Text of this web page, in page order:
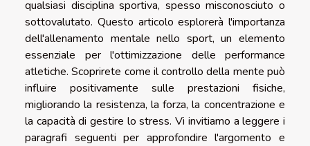
qualsiasi disciplina sportiva, spesso misconosciuto o
sottovalutato. Questo articolo esplorerà l'importanza
dell'allenamento mentale nello sport, un elemento
essenziale per l'ottimizzazione delle performance
atletiche. Scoprirete come il controllo della mente può
influire positivamente sulle prestazioni fisiche,
migliorando la resistenza, la forza, la concentrazione e
la capacità di gestire lo stress. Vi invitiamo a leggere i
paragrafi seguenti per approfondire l'argomento e